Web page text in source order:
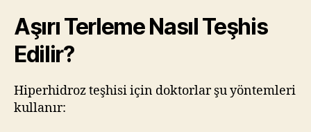
Aşırı Terleme Nasıl Teşhis
Edilir?
Hiperhidroz teşhisi için doktorlar şu yöntemleri
kullanır: